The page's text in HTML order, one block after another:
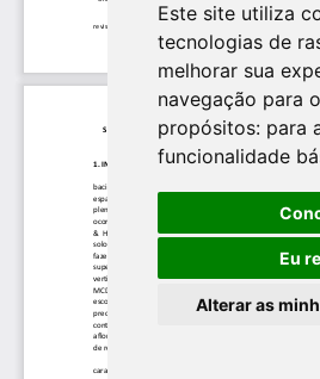
Este site utiliza
tecnologias de
melhorar sua
navegação para
propósitos: para
funcionalidade
Eu
Alterar as